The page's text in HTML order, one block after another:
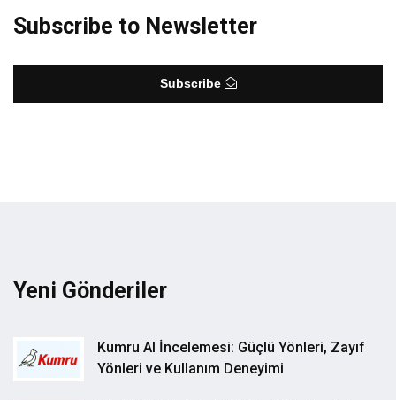
Subscribe to Newsletter
Subscribe
Yeni Gönderiler
Kumru AI İncelemesi: Güçlü Yönleri, Zayıf
Yönleri ve Kullanım Deneyimi